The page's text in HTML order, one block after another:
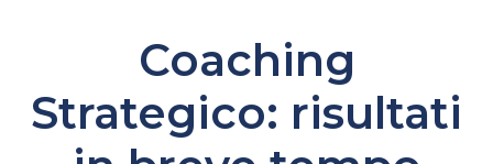
Coaching
Strategico: risultati